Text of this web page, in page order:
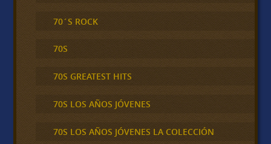
70´S ROCK
70S
70S GREATEST HITS
70S LOS AÑOS JÓVENES
70S LOS AÑOS JÓVENES LA COLECCIÓN